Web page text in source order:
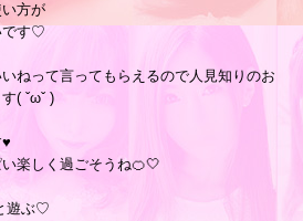
方が
です♡
ねって言ってもらえるので人見知りのお
( ˇωˇ )
楽しく過ごそうね🍊🤍
遊ぶ♡